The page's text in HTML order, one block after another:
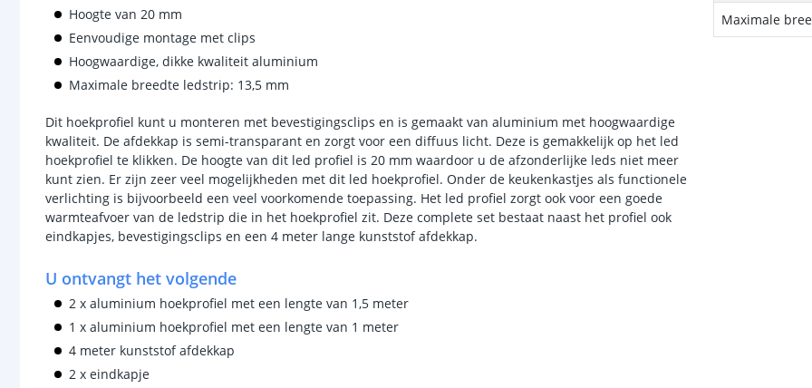
Hoogte van 20 mm
Eenvoudige montage met clips
Hoogwaardige, dikke kwaliteit aluminium
Maximale breedte ledstrip: 13,5 mm
Dit hoekprofiel kunt u monteren met bevestigingsclips en is gemaakt van aluminium met hoogwaardige
kwaliteit. De afdekkap is semi-transparant en zorgt voor een diffuus licht. Deze is gemakkelijk op het led
hoekprofiel te klikken. De hoogte van dit led profiel is 20 mm waardoor u de afzonderlijke leds niet meer
kunt zien. Er zijn zeer veel mogelijkheden met dit led hoekprofiel. Onder de keukenkastjes als functionele
verlichting is bijvoorbeeld een veel voorkomende toepassing. Het led profiel zorgt ook voor een goede
warmteafvoer van de ledstrip die in het hoekprofiel zit. Deze complete set bestaat naast het profiel ook
eindkapjes, bevestigingsclips en een 4 meter lange kunststof afdekkap.
U ontvangt het volgende
2 x aluminium hoekprofiel met een lengte van 1,5 meter
1 x aluminium hoekprofiel met een lengte van 1 meter
4 meter kunststof afdekkap
2 x eindkapje
Maximale